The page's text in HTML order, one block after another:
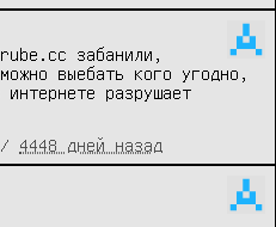
забанили,
выебать кого угодно,
разрушает
/ 4448 дней назад